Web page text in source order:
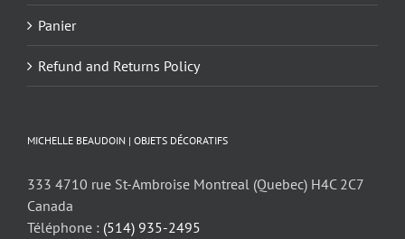
Panier
Refund and Returns Policy
MICHELLE BEAUDOIN | OBJETS DÉCORATIFS
333 4710 rue St-Ambroise Montreal (Quebec) H4C 2C7
Canada
Téléphone : (514) 935-2495